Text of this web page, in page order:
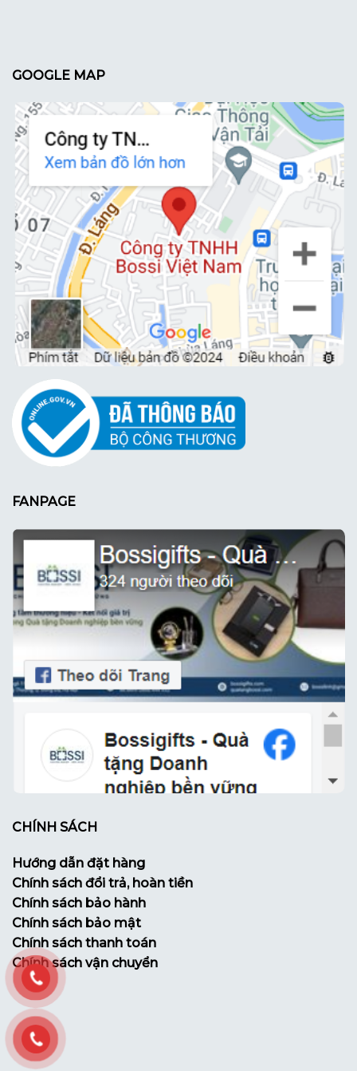
GOOGLE MAP
FANPAGE
CHÍNH SÁCH
Hướng dẫn đặt hàng
Chính sách đổi trả, hoàn tiền
Chính sách bảo hành
Chính sách bảo mật
Chính sách thanh toán
Chính sách vận chuyển